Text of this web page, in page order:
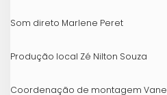
Som direto Marlene Peret
Produção local Zé Nilton Souza
Coordenação de montagem